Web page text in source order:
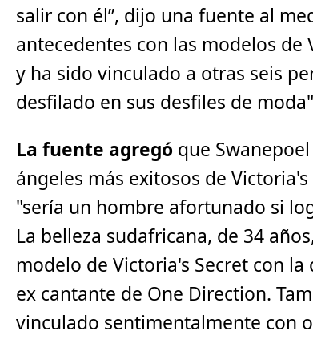
salir con él”, dijo una fuente al
antecedentes con las modelos de
y ha sido vinculado a otras seis
desfilado en sus desfiles de
La fuente agregó que
ángeles más exitosos de Victoria's
"sería un hombre afortunado si
La belleza sudafricana, de 34
modelo de Victoria's Secret con la
ex cantante de One Direction.
vinculado sentimentalmente con